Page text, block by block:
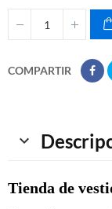
COMPARTIR
Tienda de